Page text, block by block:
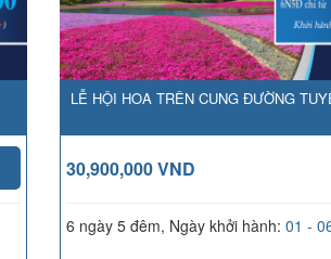
LỄ HỘI HOA TRÊN CUNG ĐƯỜNG
30,900,000 VND
6 ngày 5 đêm, Ngày khởi hành: 01 -